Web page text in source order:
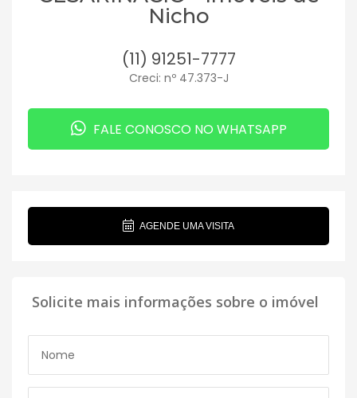
Nicho
(11) 91251-7777
Creci: nº 47.373-J
FALE CONOSCO NO WHATSAPP
AGENDE UMA VISITA
Solicite mais informações sobre o imóvel